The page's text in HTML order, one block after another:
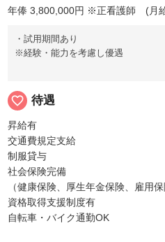
年俸 3,800,000円 ※正看護師 (月
・試用期間あり
※経験・能力を考慮し優遇
favorite_border 待遇
昇給有
交通費規定支給
制服貸与
社会保険完備
（健康保険、厚生年金保険、雇用保
資格取得支援制度有
自転車・バイク通勤OK